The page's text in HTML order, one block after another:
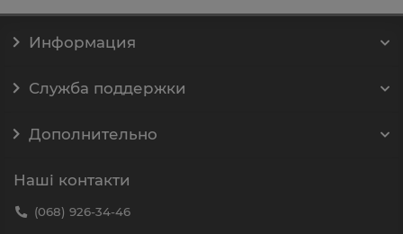
Информация
Служба поддержки
Дополнительно
Наші контакти
(068) 926-34-46